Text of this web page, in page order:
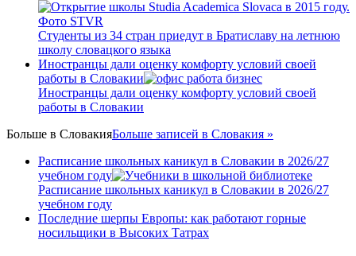
Студенты из 34 стран приедут в Братиславу на летнюю
школу словацкого языка
Иностранцы дали оценку комфорту условий своей
работы в Словакии
Иностранцы дали оценку комфорту условий своей
работы в Словакии
Больше в СловакияБольше записей в Словакия »
Расписание школьных каникул в Словакии в 2026/27
учебном году
Расписание школьных каникул в Словакии в 2026/27
учебном году
Последние шерпы Европы: как работают горные
носильщики в Высоких Татрах